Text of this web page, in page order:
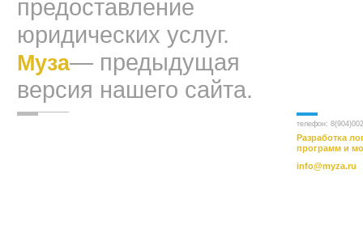
предоставление
юридических услуг.
Муза— предыдущая
версия нашего сайта.
телефон:
Разработка
программ и
info@myza.ru